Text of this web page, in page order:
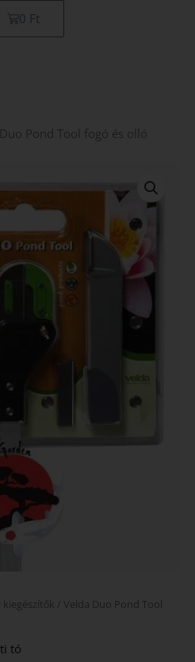
0 Ft
Kosár
Pond Tool fogó és olló
kiegészítők / Velda Duo Pond Tool
tó